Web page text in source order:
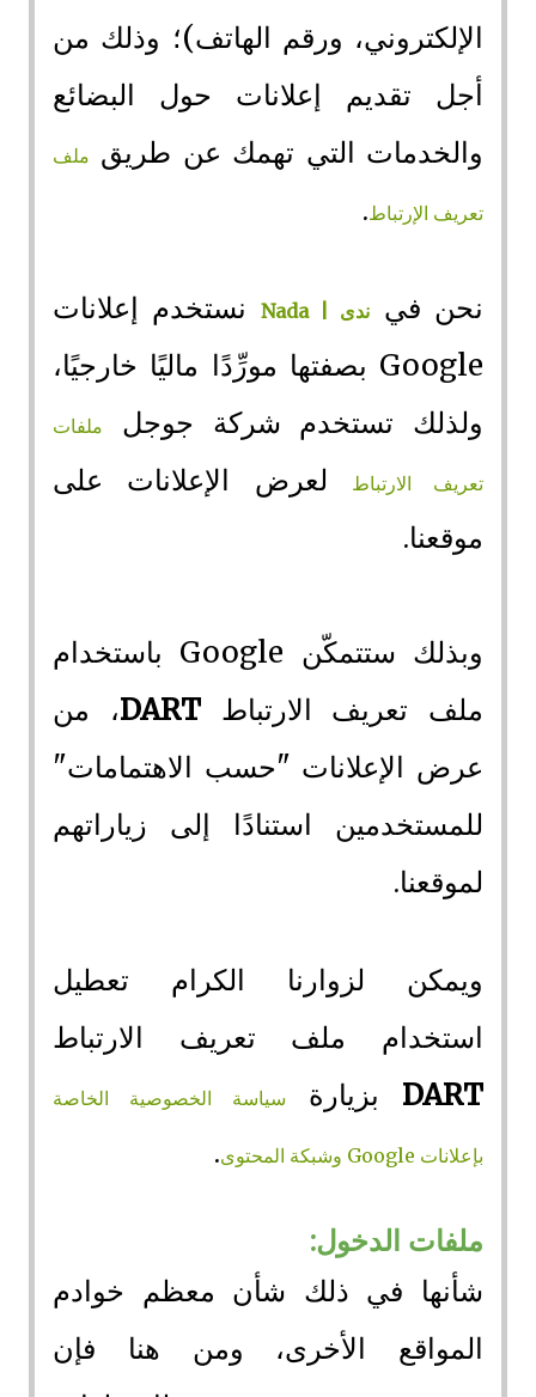
الإلكتروني، ورقم الهاتف)؛ وذلك من
أجل تقديم إعلانات حول البضائع
والخدمات التي تهمك عن طريق ملف
تعريف الإرتباط.
نحن في ندى | Nada
نستخدم إعلانات
Google بصفتها مورِّدًا ماليًا خارجيًا،
ولذلك تستخدم شركة جوجل
ملفات
تعريف الارتباط
لعرض الإعلانات على
موقعنا.
وبذلك ستتمكّن Google باستخدام
ملف تعريف الارتباطDART، من
عرض الإعلانات "حسب الاهتمامات"
للمستخدمين استنادًا إلى زياراتهم
لموقعنا.
ويمكن لزوارنا الكرام تعطيل
استخدام ملف تعريف الارتباط
DART بزيارة سياسة الخصوصية الخاصة
بإعلانات Google وشبكة المحتوى .
ملفات الدخول:
شأنها في ذلك شأن معظم خوادم
المواقع الأخرى، ومن هنا فإن